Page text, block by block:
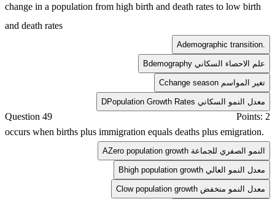
change in a population from high birth and death rates to low birth
and death rates
Ademographic transition.
B demography علم الاحصاء السكاني
C change season تغير المواسم
D Population Growth Rates معدل النمو السكاني
Question 49
Points: 2
occurs when births plus immigration equals deaths plus emigration.
A Zero population growth النمو الصفري للجماعة
B high population growth معدل النمو العالي
C low population growth معدل النمو منخفض